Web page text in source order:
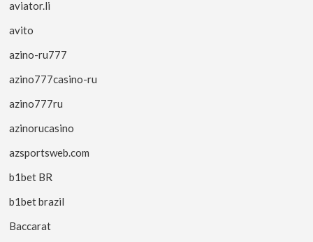
aviator.li
avito
azino-ru777
azino777casino-ru
azino777ru
azinorucasino
azsportsweb.com
b1bet BR
b1bet brazil
Baccarat